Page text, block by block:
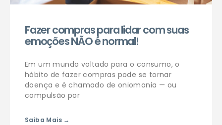
Fazer compras para lidar com suas
emoções NÃO é normal!
Em um mundo voltado para o consumo, o
hábito de fazer compras pode se tornar
doença e é chamado de oniomania — ou
compulsão por
Saiba Mais →